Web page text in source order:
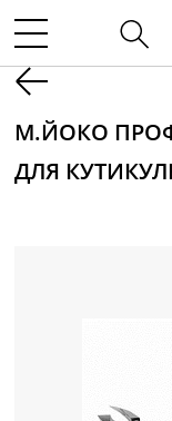
Маникюр
М.ЙОКО
ДЛЯ